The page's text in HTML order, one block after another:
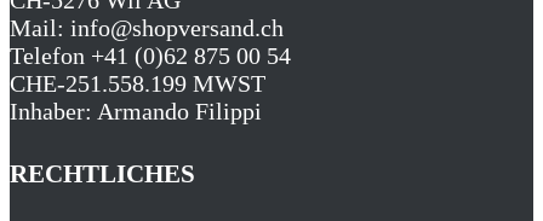
Mail: info@shopversand.ch
Telefon +41 (0)62 875 00 54
CHE-251.558.199 MWST
Inhaber: Armando Filippi
RECHTLICHES